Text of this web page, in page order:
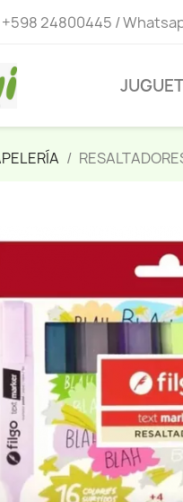
+598 24800445 /